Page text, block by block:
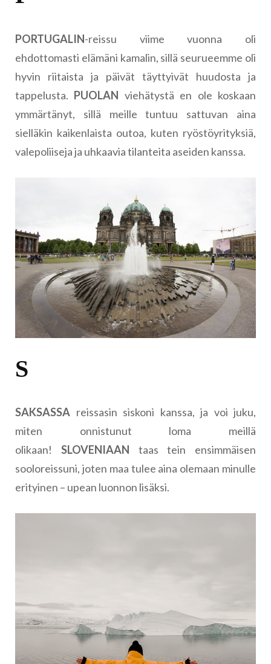
PORTUGALIN-reissu viime vuonna oli
ehdottomasti elämäni kamalin, sillä seurueemme oli
hyvin riitaista ja päivät täyttyivät huudosta ja
tappelusta. PUOLAN viehätystä en ole koskaan
ymmärtänyt, sillä meille tuntuu sattuvan aina
sielläkin kaikenlaista outoa, kuten ryöstöyrityksiä,
valepoliiseja ja uhkaavia tilanteita aseiden kanssa.
S
SAKSASSA reissasin siskoni kanssa, ja voi juku,
miten onnistunut loma meillä
olikaan! SLOVENIAAN taas tein ensimmäisen
sooloreissuni, joten maa tulee aina olemaan minulle
erityinen – upean luonnon lisäksi.